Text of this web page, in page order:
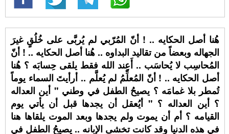
هُنا أصل الحكايه .. ! أنّ المُرّبي لم يُربَّى على خُلُقٍ غيرَ
الجهاله وبعضاً من تقاليد البداوه .. هُنا أصل الحكايه .. ! أنّ
المُحاسِب لا يُحاسَب .. أَعِند الله فقط يلقى حِسابَه ؟ هُنا
أصل الحكايه .. ! أنّ المُعلِّمُ لم يُعلَّم .. أرأيتَ السماء يوماً
تُمطر بلا غمامَه ؟ يصيحُ الطفل في وطني " أين العداله
؟ أين العداله ؟ " أيُعقل أن يجدها قبل أن يأتي يوم
القيامه ؟ أم أن يموت ولم يجدها وبعد الموت يلقاها هنا
في هذه الدنيا وقد كانت تخشى الإبانه .. يصيحُ الطفل في